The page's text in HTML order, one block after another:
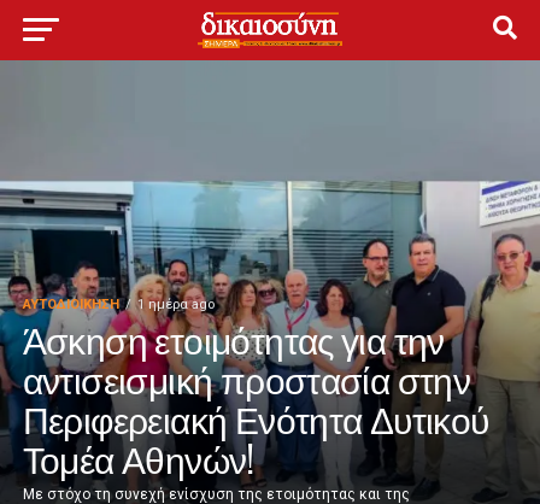
ΑΥΤΟΔΙΟΊΚΗΣΗ 1 ημέρα ago
Άσκηση ετοιμότητας για την
αντισεισμική προστασία στην
Περιφερειακή Ενότητα Δυτικού
Τομέα Αθηνών!
Με στόχο τη συνεχή ενίσχυση της ετοιμότητας και της